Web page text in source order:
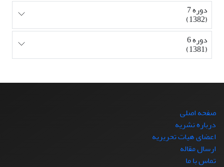
دوره 7
(1382)
دوره 6
(1381)
صفحه اصلی
درباره نشریه
اعضای هیات تحریریه
ارسال مقاله
تماس با ما